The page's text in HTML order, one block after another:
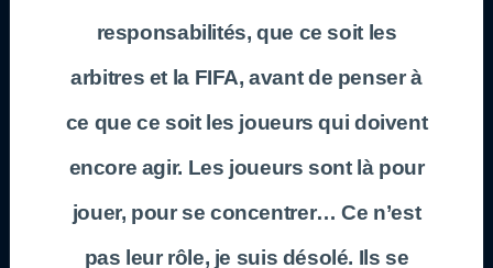
responsabilités, que ce soit les
arbitres et la FIFA, avant de penser à
ce que ce soit les joueurs qui doivent
encore agir. Les joueurs sont là pour
jouer, pour se concentrer… Ce n’est
pas leur rôle, je suis désolé. Ils se